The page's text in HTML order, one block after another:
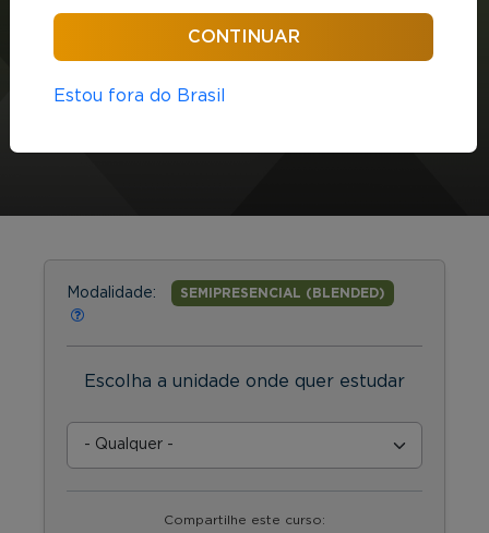
Modalidade: SEMIPRESENCIAL (BLENDED)
Escolha a unidade onde quer estudar
Compartilhe este curso:
Estou fora do Brasil